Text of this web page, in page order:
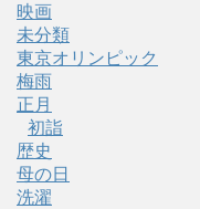
映画
未分類
東京オリンピック
梅雨
正月
初詣
歴史
母の日
洗濯